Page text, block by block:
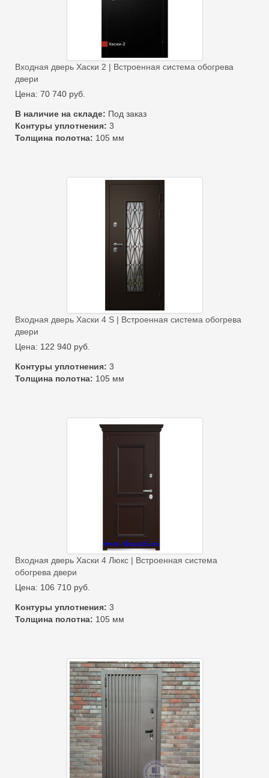
Входная дверь Хаски 2 | Встроенная система обогрева
двери
Цена: 70 740 руб.
В наличие на складе: Под заказ
Контуры уплотнения: 3
Толщина полотна: 105 мм
Входная дверь Хаски 4 S | Встроенная система обогрева
двери
Цена: 122 940 руб.
Контуры уплотнения: 3
Толщина полотна: 105 мм
Входная дверь Хаски 4 Люкс | Встроенная система
обогрева двери
Цена: 106 710 руб.
Контуры уплотнения: 3
Толщина полотна: 105 мм